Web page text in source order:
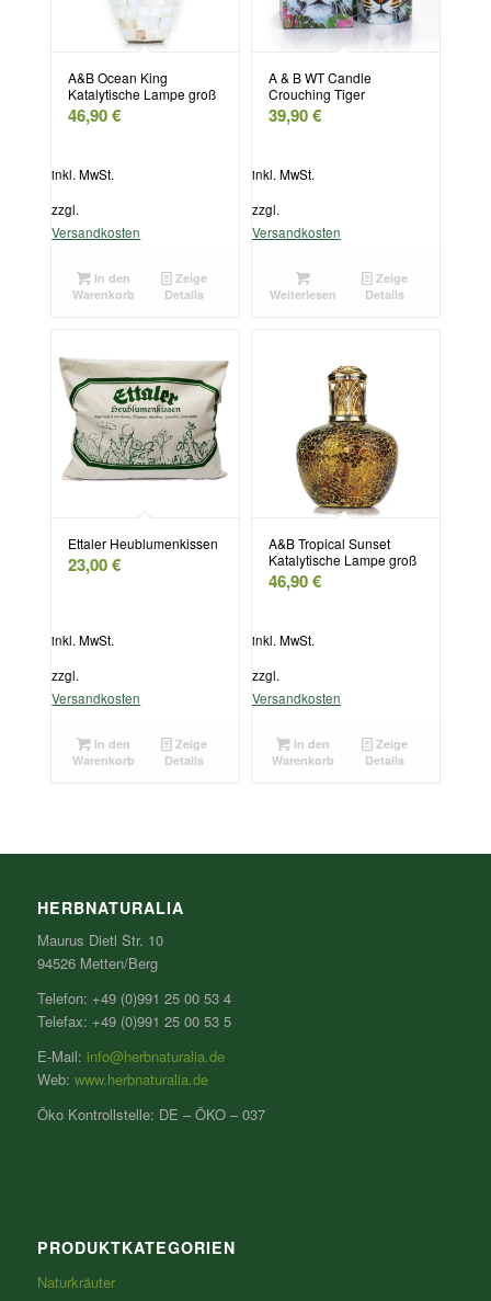
A&B Ocean King
Katalytische Lampe groß
46,90€
inkl. MwSt.
zzgl.
Versandkosten
In den
Warenkorb
Zeige
Details
A & B WT Candle
Crouching Tiger
39,90€
inkl. MwSt.
zzgl.
Versandkosten
Weiterlesen
Zeige
Details
Ettaler Heublumenkissen
23,00€
inkl. MwSt.
zzgl.
Versandkosten
In den
Warenkorb
Zeige
Details
A&B Tropical Sunset
Katalytische Lampe groß
46,90€
inkl. MwSt.
zzgl.
Versandkosten
In den
Warenkorb
Zeige
Details
HERBNATURALIA
Maurus Dietl Str. 10
94526 Metten/Berg
Telefon: +49 (0)991 25 00 53 4
Telefax: +49 (0)991 25 00 53 5
E-Mail: info@herbnaturalia.de
Web: www.herbnaturalia.de
Öko Kontrollstelle: DE – ÖKO – 037
PRODUKTKATEGORIEN
Naturkräuter